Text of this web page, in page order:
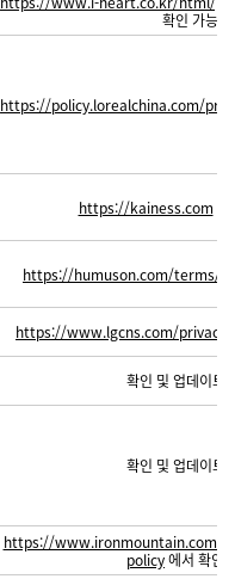
확인 가능
https://policy.lorealchina.com/
https://kainess.com
https://humuson.com/terms/
https://www.lgcns.com/
확인 및 업데이트
확인 및 업데이트
https://www.ironmountain.com/
policy에서 확인